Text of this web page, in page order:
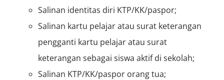
Salinan identitas diri KTP/KK/paspor;
Salinan kartu pelajar atau surat keterangan
pengganti kartu pelajar atau surat
keterangan sebagai siswa aktif di sekolah;
Salinan KTP/KK/paspor orang tua;